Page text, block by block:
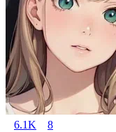
6.1K 8